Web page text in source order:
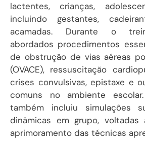
lactentes, crianças,
incluindo gestantes,
acamadas. Durante o
abordados procedimentos
de obstrução de vias aéreas
(OVACE), ressuscitação
crises convulsivas, epistaxe e
comuns no ambiente
também incluiu simulações
dinâmicas em grupo,
aprimoramento das técnicas